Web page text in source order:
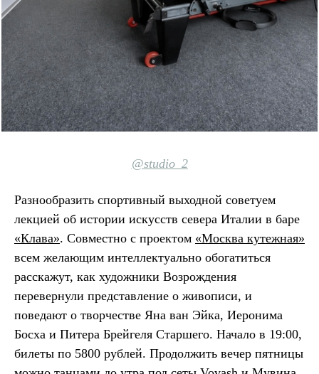
@studio_2
Разнообразить спортивный выходной советуем
лекцией об истории искусств севера Италии в баре
«Клава». Совместно с проектом «Москва кутежная»
всем желающим интеллектуально обогатиться
расскажут, как художники Возрождения
перевернули представление о живописи, и
поведают о творчестве Яна ван Эйка, Иеронима
Босха и Питера Брейгеля Старшего. Начало в 19:00,
билеты по 5800 рублей. Продолжить вечер пятницы